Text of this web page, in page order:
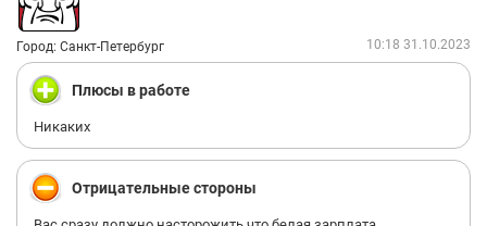
Город: Санкт-Петербург 10:18 31.10.2023
Плюсы в работе
Никаких
Отрицательные стороны